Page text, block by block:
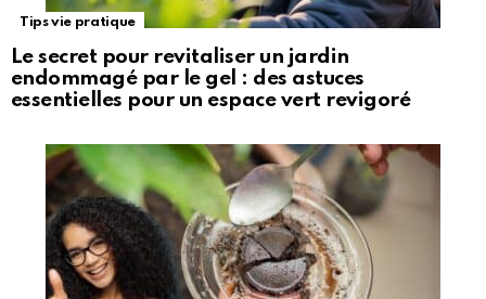
Tips vie pratique
Le secret pour revitaliser un jardin
endommagé par le gel : des astuces
essentielles pour un espace vert revigoré